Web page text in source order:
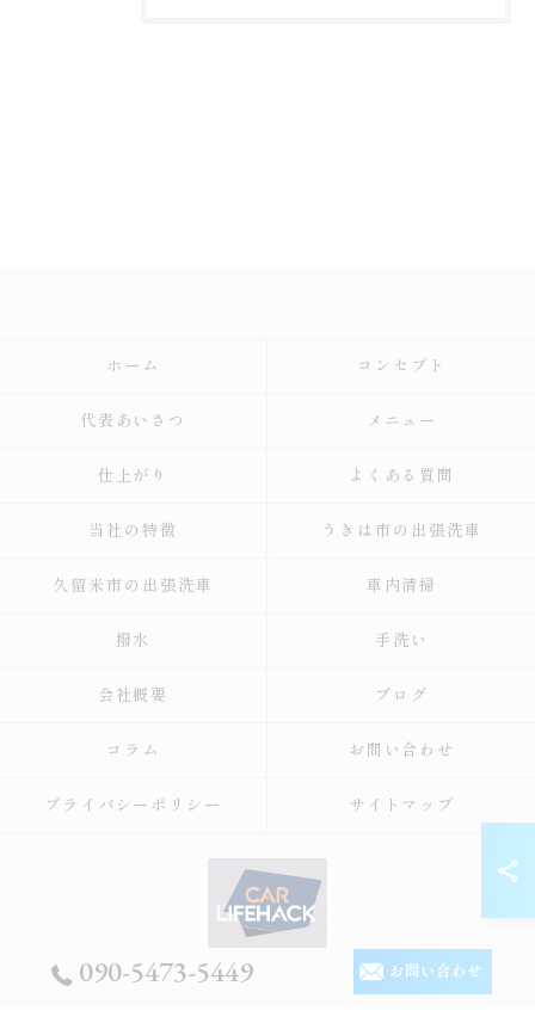
090-5473-5449 お問い合わせ
ホーム コンセプト
代表あいさつ メニュー
仕上がり よくある質問
当社の特徴 うきは市の出張洗車
久留米市の出張洗車 車内清掃
撥水 手洗い
会社概要 ブログ
コラム お問い合わせ
プライバシーポリシー サイトマップ
© 2026 福岡の出張洗車ならCar Lifehack ALL RIGHTS RESERVED.